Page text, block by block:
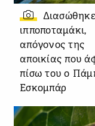
Διασώθηκε
ιπποποταμάκι,
απόγονος της
αποικίας που
πίσω του ο
Εσκομπάρ